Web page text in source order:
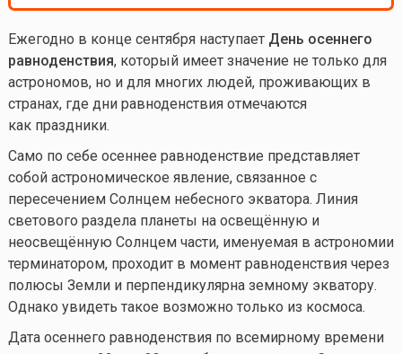
Ежегодно в конце сентября наступает День осеннего
равноденствия, который имеет значение не только для
астрономов, но и для многих людей, проживающих в
странах, где дни равноденствия отмечаются
как праздники.
Само по себе осеннее равноденствие представляет
собой астрономическое явление, связанное с
пересечением Солнцем небесного экватора. Линия
светового раздела планеты на освещённую и
неосвещённую Солнцем части, именуемая в астрономии
терминатором, проходит в момент равноденствия через
полюсы Земли и перпендикулярна земному экватору.
Однако увидеть такое возможно только из космоса.
Дата осеннего равноденствия по всемирному времени